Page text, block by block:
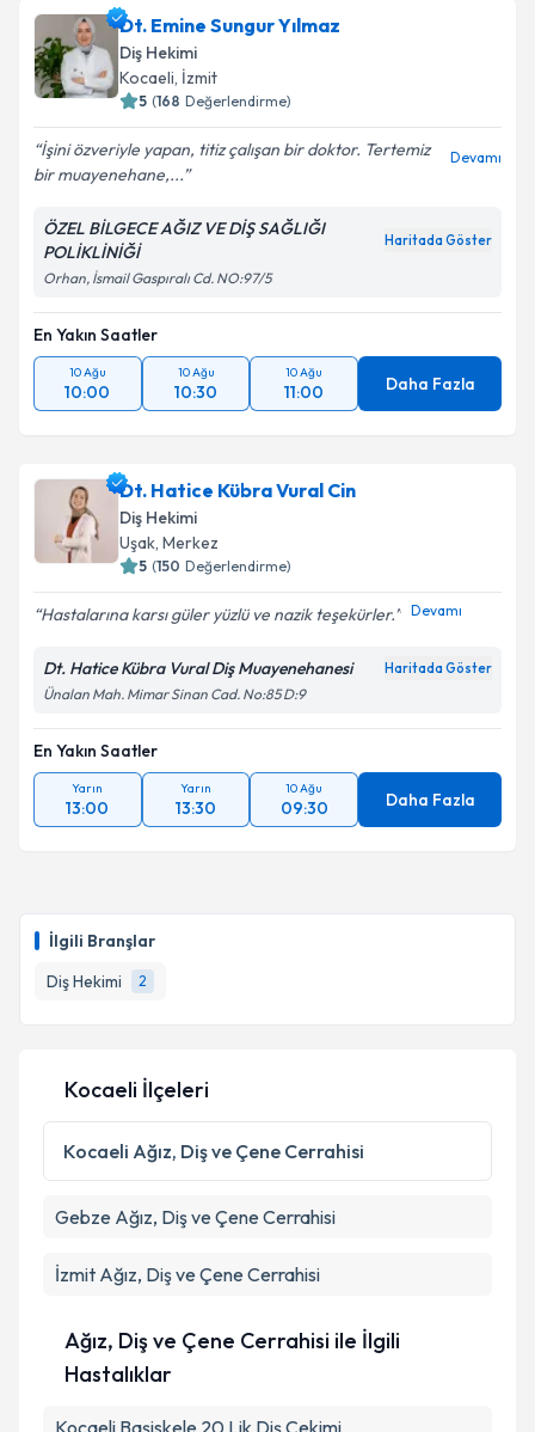
İlgili Branşlar
Diş Hekimi
2
takvim hazırlandığında e-posta ile bilgilendireceğiz.
E-posta Adresiniz
'ni okudum ve kişisel verilerimin belirtilen
kapsamda işlenmesini kabul ediyorum.
Takvim Talebini Gönder
Dt. Emine Sungur Yılmaz
Diş Hekimi
Kocaeli, İzmit
5 (168 Değerlendirme)
İşini özveriyle yapan, titiz çalışan bir doktor. Tertemiz
bir muayenehane,...
Devamı
ÖZEL BİLGECE AĞIZ VE DİŞ SAĞLIĞI
POLİKLİNİĞİ
Haritada Göster
Orhan, İsmail Gaspıralı Cd. NO:97/5
En Yakın Saatler
10 Ağu
10:00
10 Ağu
10:30
10 Ağu
11:00 Daha Fazla
Dt. Hatice Kübra Vural Cin
Diş Hekimi
Uşak, Merkez
5 (150 Değerlendirme)
Hastalarına karsı güler yüzlü ve nazik teşekürler. Devamı
Dt. Hatice Kübra Vural Diş Muayenehanesi Haritada Göster
Ünalan Mah. Mimar Sinan Cad. No:85 D:9
En Yakın Saatler
Yarın
13:00
Yarın
13:30
10 Ağu
09:30 Daha Fazla
Kocaeli İlçeleri
Kocaeli Ağız, Diş ve Çene Cerrahisi
Gebze Ağız, Diş ve Çene Cerrahisi
İzmit Ağız, Diş ve Çene Cerrahisi
Ağız, Diş ve Çene Cerrahisi ile İlgili
Hastalıklar
Kocaeli Başiskele 20 Lik Diş Çekimi